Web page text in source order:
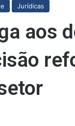
Jurídicas
aos